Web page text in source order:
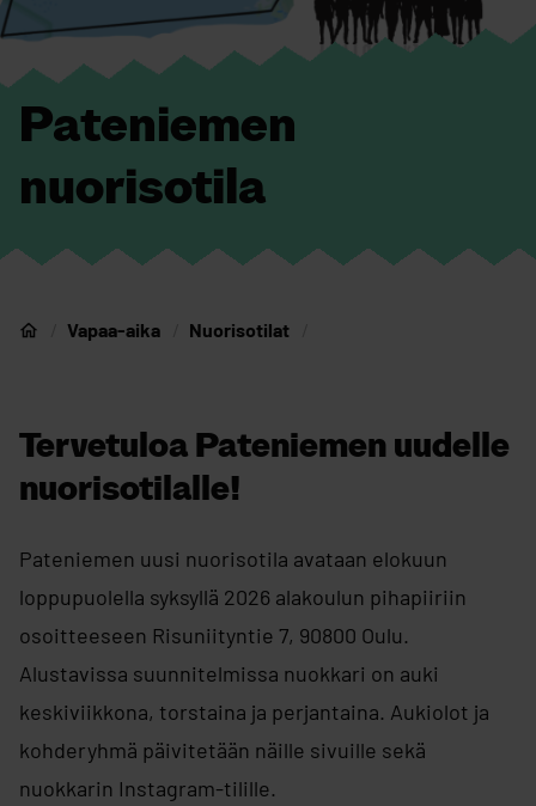
Pateniemen
nuorisotila
Nuorten Oulu
Vapaa-aika Nuorisotilat
Tervetuloa Pateniemen uudelle
nuorisotilalle!
Pateniemen uusi nuorisotila avataan elokuun
loppupuolella syksyllä 2026 alakoulun pihapiiriin
osoitteeseen Risuniityntie 7, 90800 Oulu.
Alustavissa suunnitelmissa nuokkari on auki
keskiviikkona, torstaina ja perjantaina. Aukiolot ja
kohderyhmä päivitetään näille sivuille sekä
nuokkarin Instagram-tilille.